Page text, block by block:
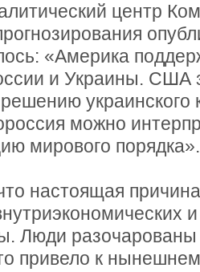
центр
«Америка
и Украины. США
украинского
можно
мирового порядка».
настоящая
Люди
привело к